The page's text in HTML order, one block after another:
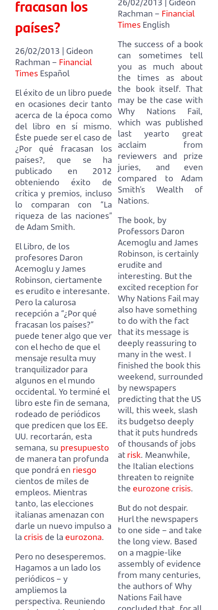
fracasan los
países?
26/02/2013 | Gideon
Rachman – Financial
Times Español
El éxito de un libro puede
en ocasiones decir tanto
acerca de la época como
del libro en sí mismo.
Éste puede ser el caso de
¿Por qué fracasan los
países?, que se ha
publicado en 2012
obteniendo éxito de
crítica y premios, incluso
lo comparan con “La
riqueza de las naciones”
de Adam Smith.
El Libro, de los
profesores Daron
Acemoglu y James
Robinson, ciertamente
es erudito e interesante.
Pero la calurosa
recepción a “¿Por qué
fracasan los países?”
puede tener algo que ver
con el hecho de que el
mensaje resulta muy
tranquilizador para
algunos en el mundo
occidental. Yo terminé el
libro este fin de semana,
rodeado de periódicos
que predicen que los EE.
UU. recortarán, esta
semana, su presupuesto
de manera tan profunda
que pondrá en riesgo
cientos de miles de
empleos. Mientras
tanto, las elecciones
italianas amenazan con
darle un nuevo impulso a
la crisis de la eurozona.
Pero no desesperemos.
Hagamos a un lado los
periódicos – y
ampliemos la
perspectiva. Reuniendo
Rachman – Financial
Times English
The success of a book
can sometimes tell
you as much about
the times as about
the book itself. That
may be the case with
Why Nations Fail,
which was published
last yearto great
acclaim from
reviewers and prize
juries,
and even
compared to Adam
Smith’s Wealth of
Nations.
The book, by
Professors Daron
Acemoglu and James
Robinson, is certainly
erudite and
interesting. But the
excited reception for
Why Nations Fail may
also have something
to do with the fact
that its message is
deeply reassuring to
many in the west. I
finished the book this
weekend, surrounded
by newspapers
predicting that the US
will, this week, slash
its budgetso deeply
that it puts hundreds
of thousands of jobs
at risk. Meanwhile,
the Italian elections
threaten to reignite
the eurozone crisis.
But do not despair.
Hurl the newspapers
to one side – and take
the long view. Based
on a magpie-like
assembly of evidence
from many centuries,
the authors of Why
Nations Fail have